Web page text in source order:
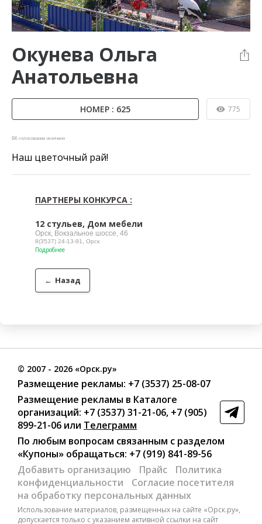
Окунева Ольга
Анатольевна
НОМЕР : 625 775
ВК-голосование окончено
Наш цветочный рай!
ПАРТНЕРЫ КОНКУРСА :
12 стульев, Дом мебели
Орск, Вокзальное шоссе, 46
8(3537) 24-13-91, Орск
Подробнее
← Назад
© 2007 - 2026 «Орск.ру»
Размещение рекламы: +7 (3537) 25-08-07
Размещение рекламы в Каталоге
организаций: +7 (3537) 31-21-06, +7 (905)
899-21-06 или Телеграмм
По любым вопросам связанным с разделом
«Купоны» обращаться: +7 (919) 841-89-56
Добавить организацию
Прайс
Политика
конфиденциальности
Согласие посетителя
на обработку персональных данных
Использование материалов, размещенных на сайте «Орск.ру»,
допускается только с указанием активной ссылки на сайт